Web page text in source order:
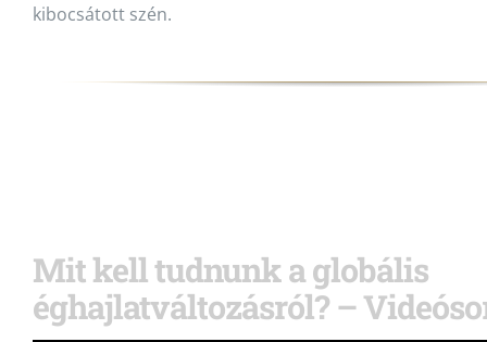
kibocsátott szén.
Mit kell tudnunk a globális
éghajlatváltozásról? –